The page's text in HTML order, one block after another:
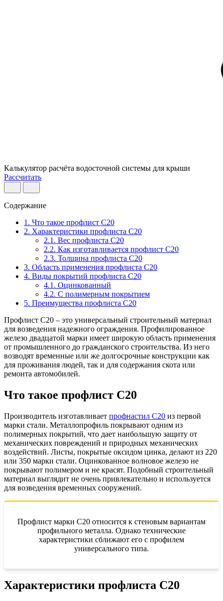
Калькулятор расчёта водосточной системы для крыши
Рассчитать
Содержание
1. Что такое профлист С20
2. Характеристики профлиста С20
2.1. Вес профлиста С20
2.2. Как изготавливается профлист С20
2.3. Толщина профлиста С20
3. Область применения профлиста С20
4. Виды покрытий профлиста С20
4.1. Оцинкованный
4.2. С полимерным покрытием
5. Преимущества профлиста С20
Профлист С20 – это универсальный строительный материал
для возведения надежного ограждения. Профилированное
железо двадцатой марки имеет широкую область применения
от промышленного до гражданского строительства. Из него
возводят временные или же долгосрочные конструкции как
для проживания людей, так и для содержания скота или
ремонта автомобилей.
Что такое профлист С20
Производитель изготавливает профнастил С20 из первой
марки стали. Металлопрофиль покрывают одним из
полимерных покрытий, что дает наибольшую защиту от
механических повреждений и природных механических
воздействий. Листы, покрытые оксидом цинка, делают из 220
или 350 марки стали. Оцинкованное волновое железо не
покрывают полимером и не красят. Подобный строительный
материал выглядит не очень привлекательно и используется
для возведения временных сооружений.
Профлист марки С20 относится к стеновым вариантам
профильного металла. Однако технические
характеристики сближают его с профилем
универсального типа.
Характеристики профлиста С20